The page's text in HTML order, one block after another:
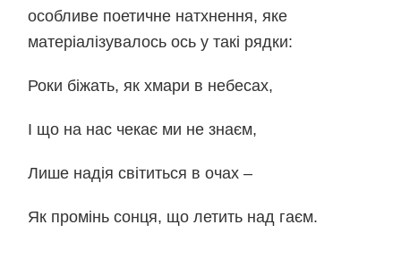
особливе поетичне натхнення, яке
матеріалізувалось ось у такі рядки:
Роки біжать, як хмари в небесах,
І що на нас чекає ми не знаєм,
Лише надія світиться в очах –
Як промінь сонця, що летить над гаєм.